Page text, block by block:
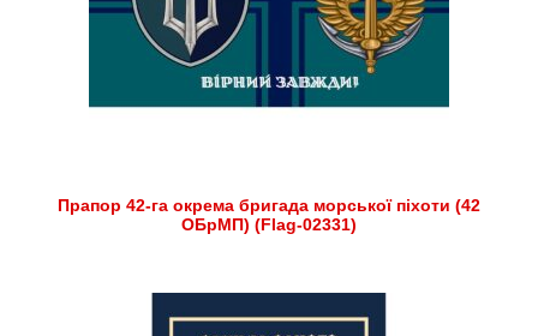
Прапор 42-га окрема бригада морської піхоти (42
ОБрМП) (Flag-02331)